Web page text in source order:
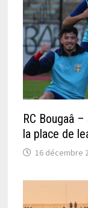
RC Bougaâ
la place de
16 décembre